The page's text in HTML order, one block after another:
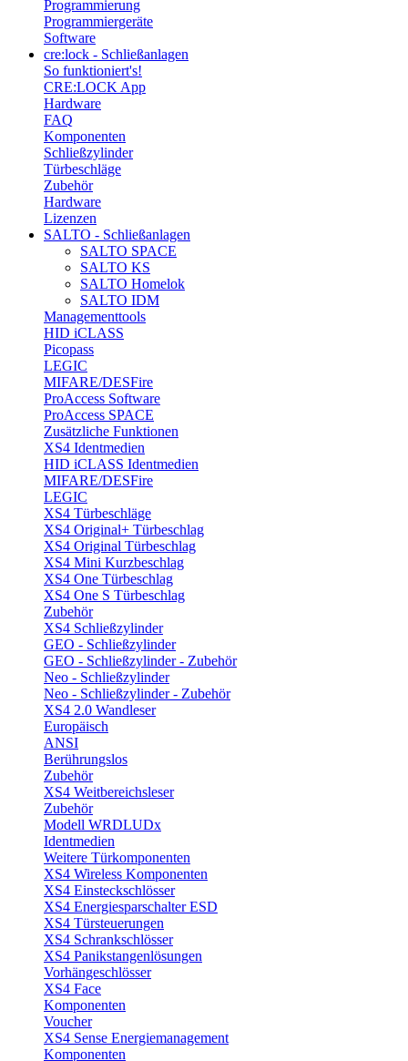
Programmierung
Programmiergeräte
Software
cre:lock - Schließanlagen
So funktioniert's!
CRE:LOCK App
Hardware
FAQ
Komponenten
Schließzylinder
Türbeschläge
Zubehör
Hardware
Lizenzen
SALTO - Schließanlagen
SALTO SPACE
SALTO KS
SALTO Homelok
SALTO IDM
Managementtools
HID iCLASS
Picopass
LEGIC
MIFARE/DESFire
ProAccess Software
ProAccess SPACE
Zusätzliche Funktionen
XS4 Identmedien
HID iCLASS Identmedien
MIFARE/DESFire
LEGIC
XS4 Türbeschläge
XS4 Original+ Türbeschlag
XS4 Original Türbeschlag
XS4 Mini Kurzbeschlag
XS4 One Türbeschlag
XS4 One S Türbeschlag
Zubehör
XS4 Schließzylinder
GEO - Schließzylinder
GEO - Schließzylinder - Zubehör
Neo - Schließzylinder
Neo - Schließzylinder - Zubehör
XS4 2.0 Wandleser
Europäisch
ANSI
Berührungslos
Zubehör
XS4 Weitbereichsleser
Zubehör
Modell WRDLUDx
Identmedien
Weitere Türkomponenten
XS4 Wireless Komponenten
XS4 Einsteckschlösser
XS4 Energiesparschalter ESD
XS4 Türsteuerungen
XS4 Schrankschlösser
XS4 Panikstangenlösungen
Vorhängeschlösser
XS4 Face
Komponenten
Voucher
XS4 Sense Energiemanagement
Komponenten